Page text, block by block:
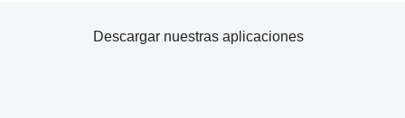
Descargar nuestras aplicaciones